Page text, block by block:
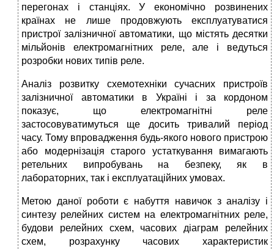
перегонах і станціях. У економічно розвинених
країнах не лише продовжують експлуатуватися
пристрої залізничної автоматики, що містять десятки
мільйонів електромагнітних реле, але і ведуться
розробки нових типів реле.
Аналіз розвитку схемотехніки сучасних пристроїв
залізничної автоматики в Україні і за кордоном
показує, що електромагнітні реле
застосовуватимуться ще досить тривалий період
часу. Тому впровадження будь-якого нового пристрою
або модернізація старого устаткування вимагають
ретельних випробувань на безпеку, як в
лабораторних, так і експлуатаційних умовах.
Метою даної роботи є набуття навичок з аналізу і
синтезу релейних систем на електромагнітних реле,
будови релейних схем, часових діаграм релейних
схем, розрахунку часових характеристик